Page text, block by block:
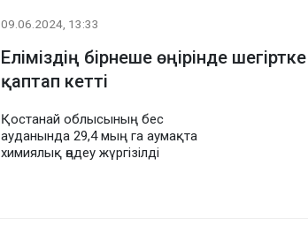
09.06.2024, 13:33
Еліміздің бірнеше өңірінде шегіртке
қаптап кетті
Қостанай облысының бес
ауданында 29,4 мың га аумақта
химиялық өңдеу жүргізілді